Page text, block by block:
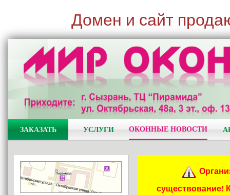
Домен и сайт
ЗАКАЗАТЬ УСЛУГИ ОКОННЫЕ НОВОСТИ
существование!